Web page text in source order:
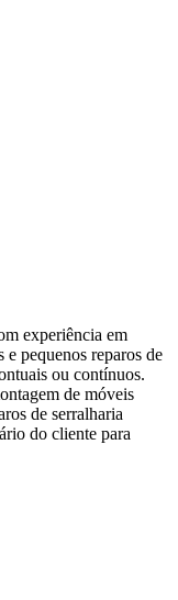
experiência em
e pequenos reparos de
ou contínuos.
de móveis
de serralharia
do cliente para